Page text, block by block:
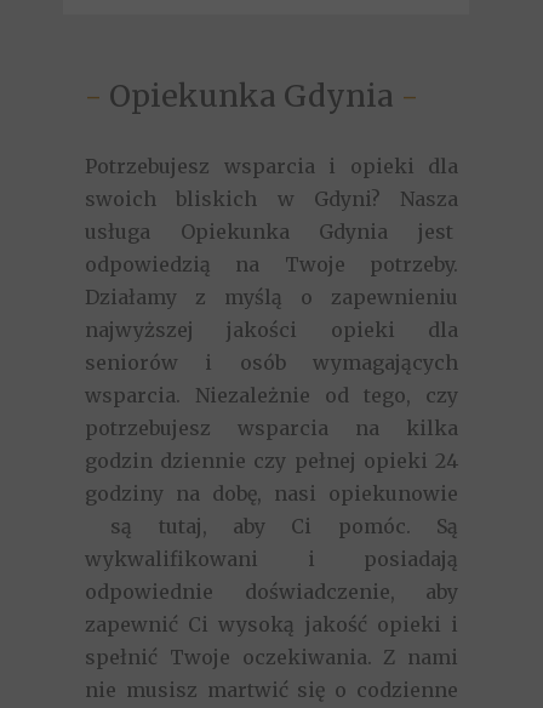
- Opiekunka Gdynia -
Potrzebujesz wsparcia i opieki dla
swoich bliskich w Gdyni? Nasza
usługa Opiekunka Gdynia jest
odpowiedzią na Twoje potrzeby.
Działamy z myślą o zapewnieniu
najwyższej jakości opieki dla
seniorów i osób wymagających
wsparcia. Niezależnie od tego, czy
potrzebujesz wsparcia na kilka
godzin dziennie czy pełnej opieki 24
godziny na dobę, nasi opiekunowie
są tutaj, aby Ci pomóc. Są
wykwalifikowani i posiadają
odpowiednie doświadczenie, aby
zapewnić Ci wysoką jakość opieki i
spełnić Twoje oczekiwania. Z nami
nie musisz martwić się o codzienne